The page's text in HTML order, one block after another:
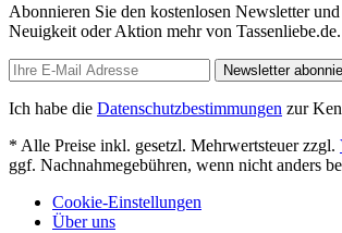
Abonnieren Sie den kostenlosen Newsletter
Neuigkeit oder Aktion mehr von Tassenliebe.de.
Newsletter
Ich habe die Datenschutzbestimmungen zur
* Alle Preise inkl. gesetzl. Mehrwertsteuer zzgl.
ggf. Nachnahmegebühren, wenn nicht anders
Cookie-Einstellungen
Über uns